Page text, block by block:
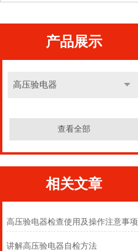
产品展示
高压验电器
查看全部
相关文章
高压验电器检查使用及操作注意事项
讲解高压验电器自检方法